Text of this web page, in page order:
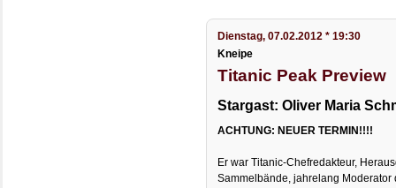
Dienstag, 07.02.2012 * 19:30
Kneipe
Titanic Peak Preview
Stargast: Oliver Maria
ACHTUNG: NEUER TERMIN!!!!
Er war Titanic-Chefredakteur,
Sammelbände, jahrelang Moderator